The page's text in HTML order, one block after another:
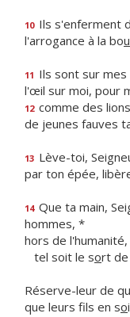
10 Ils s'enferment d
l'arrogance à la bou
11 Ils sont sur mes
l'œil sur moi, pour
12 comme des
de jeunes fauves
13 Lève-toi,
par ton épée,
14 Que ta main,
hommes, *
hors de
tel soit le sort de
Réserve-leur de qu
que leurs fils en so